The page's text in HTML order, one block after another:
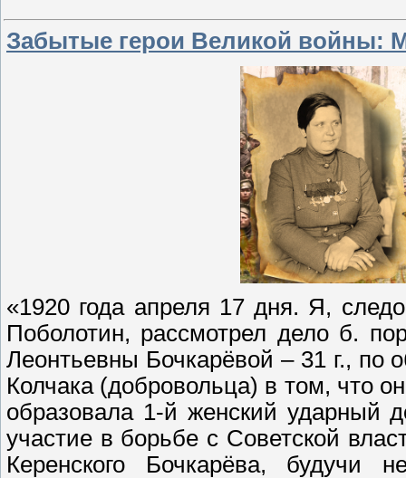
Забытые герои Великой войны:
«1920 года апреля 17 дня. Я,
Поболотин, рассмотрел дело б.
Леонтьевны Бочкарёвой – 31 г.,
Колчака (добровольца) в том, что
образовала 1-й женский ударный
участие в борьбе с Советской
Керенского Бочкарёва, будучи